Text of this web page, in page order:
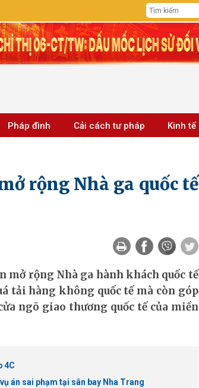
Pháp đình Cải cách tư pháp Kinh tế
rộng Nhà ga quốc tế
mở rộng Nhà ga hành khách quốc tế
tải hàng không quốc tế mà còn góp
ngõ giao thương quốc tế của miền
4C
án sai phạm tại sân bay Nha Trang